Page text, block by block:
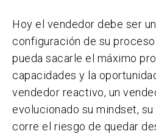
Hoy el vendedor debe ser
configuración de su
pueda sacarle el máximo
capacidades y la
vendedor reactivo, un
evolucionado su mindset,
corre el riesgo de quedar